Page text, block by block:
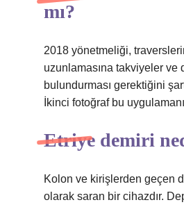
mı?
2018 yönetmeliği,
uzunlamasına takviyeler ve
bulundurması gerektiğini
İkinci fotoğraf bu
Etriye demiri
Kolon ve kirişlerden geçen
olarak saran bir cihazdır.